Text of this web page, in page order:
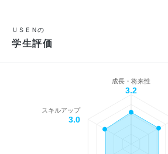
ＵＳＥＮの
学生評価
成長・将来性
3.2
スキルアップ
3.0